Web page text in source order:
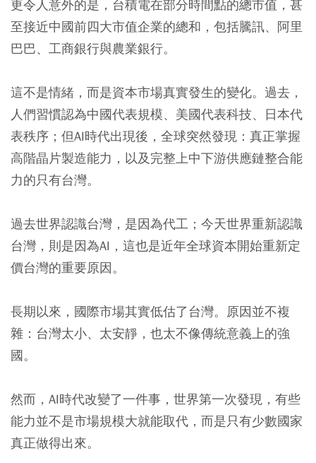
更令人意外的是，台積電在部分時間點的總市值，甚
至接近中國前四大市值企業的總和，包括騰訊、阿里
巴巴、工商銀行與農業銀行。
這不是情緒，而是資本市場真實發生的變化。過去，
人們習慣認為中國代表規模、美國代表科技、日本代
表秩序；但AI時代出現後，全球突然發現：真正掌握
高階晶片製造能力，以及完整上中下游供應鏈整合能
力的只有台灣。
過去世界認識台灣，是因為代工；今天世界重新認識
台灣，則是因為AI，這也是近年全球資本開始重新定
價台灣的重要原因。
長期以來，國際市場其實低估了台灣。原因並不複
雜：台灣太小、太安靜，也太不像傳統意義上的強
國。
然而，AI時代改變了一件事，世界第一次發現，有些
能力並不是市場規模大就能取代，而是只有少數國家
真正做得出來。